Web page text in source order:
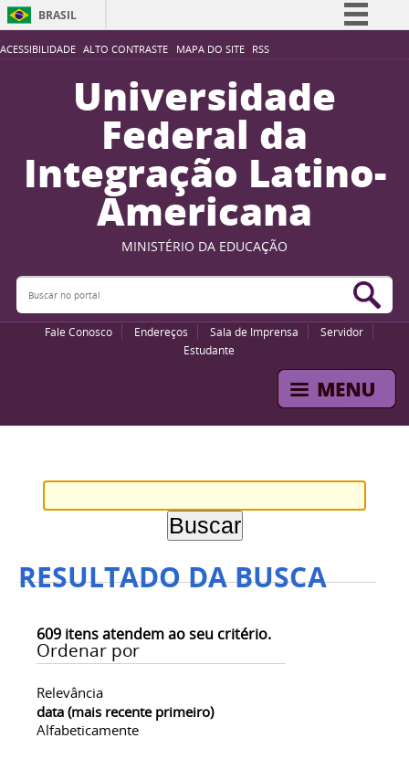
ACESSIBILIDADE ALTO CONTRASTE MAPA DO SITE RSS
BRASIL
Simplifique!
Participe
Acesso à informação
Legislação
Canais
Universidade
Federal da
Integração Latino-
Americana
MINISTÉRIO DA EDUCAÇÃO
Buscar no portal
Fale Conosco Endereços Sala de Imprensa
Servidor
Estudante
RESULTADO DA BUSCA
609 itens atendem ao seu critério.
Ordenar por
Relevância
data (mais recente primeiro)
Alfabeticamente